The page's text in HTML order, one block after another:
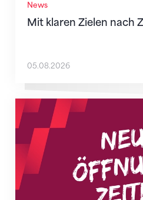
News
Mit klaren Zielen nach
05.08.2026
Neue Empfangszeiten ab